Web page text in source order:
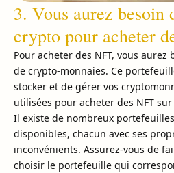
3. Vous aurez besoin
crypto pour acheter
Pour acheter des NFT, vous aurez
de crypto-monnaies. Ce
stocker et de gérer vos
utilisées pour acheter des NFT
Il existe de nombreux
disponibles, chacun avec ses
inconvénients. Assurez-vous de
choisir le portefeuille qui